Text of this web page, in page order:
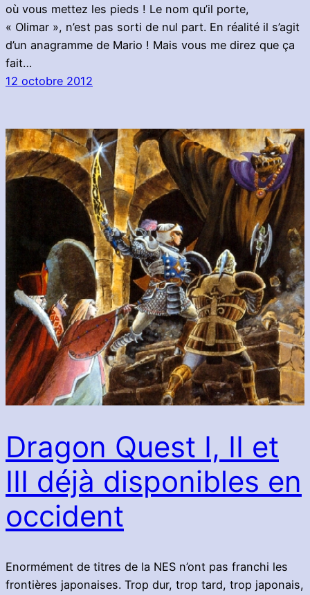
où vous mettez les pieds ! Le nom qu’il porte,
« Olimar », n’est pas sorti de nul part. En réalité il s’agit
d’un anagramme de Mario ! Mais vous me direz que ça
fait…
12 octobre 2012
Dragon Quest I, II et
III déjà disponibles en
occident
Enormément de titres de la NES n’ont pas franchi les
frontières japonaises. Trop dur, trop tard, trop japonais,